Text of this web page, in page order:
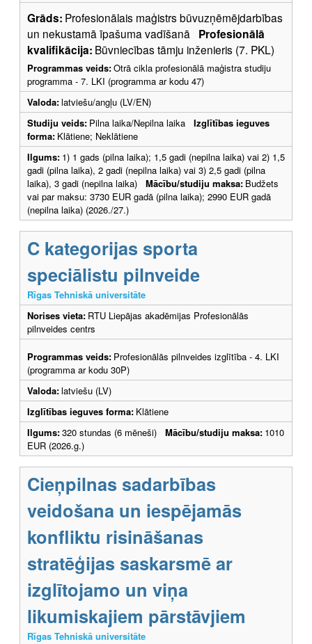
Grāds: Profesionālais maģistrs būvuzņēmējdarbības
un nekustamā īpašuma vadīšanā Profesionālā
kvalifikācija: Būvniecības tāmju inženieris (7. PKL)
Programmas veids:Otrā cikla profesionālā maģistra studiju
programma - 7. LKI (programma ar kodu 47)
Valoda:latviešu/angļu (LV/EN)
Studiju veids: Pilna laika/Nepilna laika Izglītības ieguves
forma: Klātiene; Neklātiene
Ilgums: 1) 1 gads (pilna laika); 1,5 gadi (nepilna laika) vai 2) 1,5
gadi (pilna laika), 2 gadi (nepilna laika) vai 3) 2,5 gadi (pilna
laika), 3 gadi (nepilna laika) Mācību/studiju maksa: Budžets
vai par maksu: 3730 EUR gadā (pilna laika); 2990 EUR gadā
(nepilna laika) (2026./27.)
C kategorijas sporta
speciālistu pilnveide
Rīgas Tehniskā universitāte
Norises vieta: RTU Liepājas akadēmijas Profesionālās
pilnveides centrs
Programmas veids: Profesionālās pilnveides izglītība - 4. LKI
(programma ar kodu 30P)
Valoda:latviešu (LV)
Izglītības ieguves forma: Klātiene
Ilgums:320 stundas (6 mēneši) Mācību/studiju maksa: 1010
EUR (2026.g.)
Cieņpilnas sadarbības
veidošana un iespējamās
konfliktu risināšanas
stratēģijas saskarsmē ar
izglītojamo un viņa
likumiskajiem pārstāvjiem
Rīgas Tehniskā universitāte